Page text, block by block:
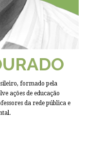
formado pela
ações de educação
da rede pública e